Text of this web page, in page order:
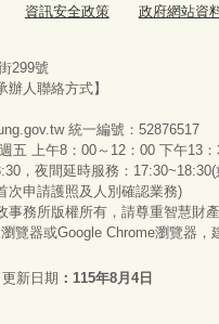
資訊安全政策 政府網站資
299號
辦人聯絡方式】
統一編號：52876517
五 上午8：00～12：00 下午13
，夜間延時服務：
次申請護照及人別確認業務)
事務所版權所有，請尊重智慧財
覽器或Google Chrome瀏覽器，
更新日期 115年8月4日